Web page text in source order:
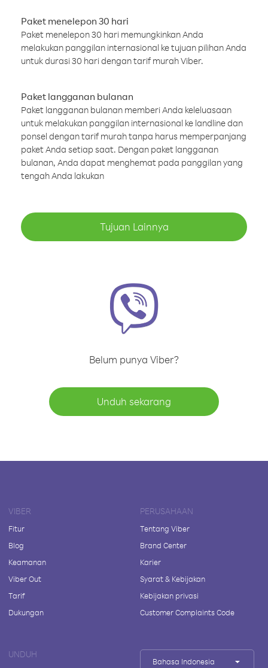
Paket menelepon 30 hari
Paket menelepon 30 hari memungkinkan Anda
melakukan panggilan internasional ke tujuan pilihan Anda
untuk durasi 30 hari dengan tarif murah Viber.
Paket langganan bulanan
Paket langganan bulanan memberi Anda keleluasaan
untuk melakukan panggilan internasional ke landline dan
ponsel dengan tarif murah tanpa harus memperpanjang
paket Anda setiap saat. Dengan paket langganan
bulanan, Anda dapat menghemat pada panggilan yang
tengah Anda lakukan
Tujuan Lainnya
Belum punya Viber?
Unduh sekarang
VIBER
Fitur
Blog
Keamanan
Viber Out
Tarif
Dukungan
PERUSAHAAN
Tentang Viber
Brand Center
Karier
Syarat & Kebijakan
Kebijakan privasi
Customer Complaints Code
UNDUH
Bahasa Indonesia